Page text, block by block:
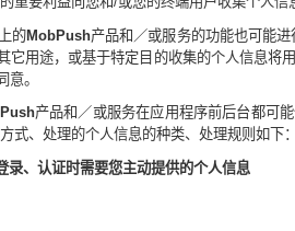
的MobPush产品和／或服务的功能也可能
它用途，或基于特定目的收集的个人信息将
。
产品和／或服务在应用程序前后台都可
式、处理的个人信息的种类、处理规则如下：
录、认证时需要您主动提供的个人信息